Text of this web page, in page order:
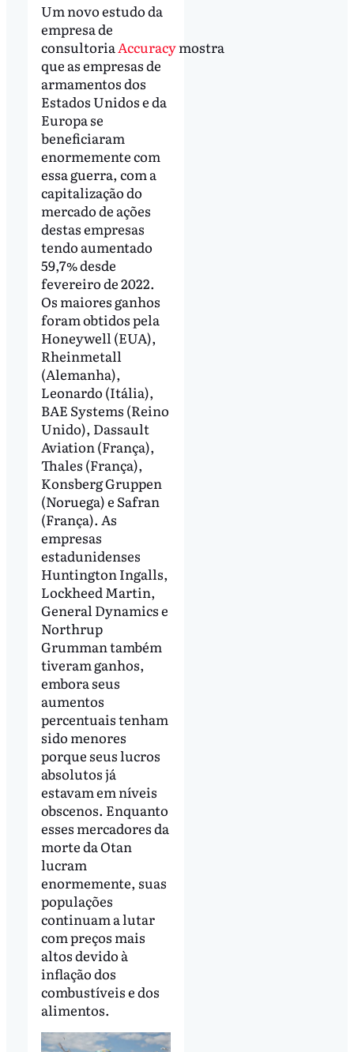
Um novo estudo da
empresa de
consultoriaAccuracymostra
que as empresas de
armamentos dos
Estados Unidos e da
Europa se
beneficiaram
enormemente com
essa guerra, com a
capitalização do
mercado de ações
destas empresas
tendo aumentado
59,7% desde
fevereiro de 2022.
Os maiores ganhos
foram obtidos pela
Honeywell (EUA),
Rheinmetall
(Alemanha),
Leonardo (Itália),
BAE Systems (Reino
Unido), Dassault
Aviation (França),
Thales (França),
Konsberg Gruppen
(Noruega) e Safran
(França). As
empresas
estadunidenses
Huntington Ingalls,
Lockheed Martin,
General Dynamics e
Northrup
Grumman também
tiveram ganhos,
embora seus
aumentos
percentuais tenham
sido menores
porque seus lucros
absolutos já
estavam em níveis
obscenos. Enquanto
esses mercadores da
morte da Otan
lucram
enormemente, suas
populações
continuam a lutar
com preços mais
altos devido à
inflação dos
combustíveis e dos
alimentos.